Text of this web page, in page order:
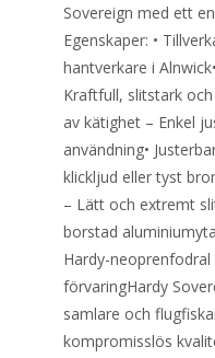
Sovereign med ett
Egenskaper: •
hantverkare i
Kraftfull, slitstark
av kätighet – Enkel
användning•
klickljud eller tyst
– Lätt och extremt
borstad
Hardy-
förvaringHardy
samlare och
kompromisslös